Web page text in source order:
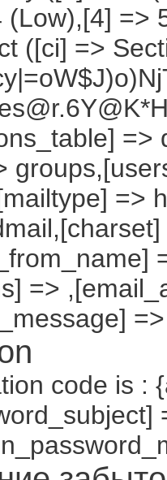
(Low),[4] =>
([ci] =>
=>
=>
=>
code is :